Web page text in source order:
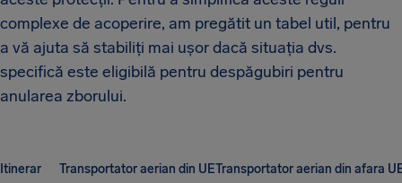
complexe de acoperire, am pregătit un tabel util, pentru
a vă ajuta să stabiliți mai ușor dacă situația dvs.
specifică este eligibilă pentru despăgubiri pentru
anularea zborului.
Itinerar Transportator aerian din UETransportator aerian din afara